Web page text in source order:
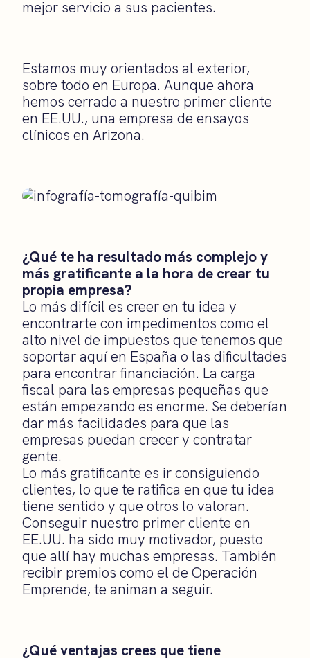
mejor servicio a sus pacientes.
Estamos muy orientados al exterior,
sobre todo en Europa. Aunque ahora
hemos cerrado a nuestro primer cliente
en EE.UU., una empresa de ensayos
clínicos en Arizona.
¿Qué te ha resultado más complejo y
más gratificante a la hora de crear tu
propia empresa?
Lo más difícil es creer en tu idea y
encontrarte con impedimentos como el
alto nivel de impuestos que tenemos que
soportar aquí en España o las dificultades
para encontrar financiación. La carga
fiscal para las empresas pequeñas que
están empezando es enorme. Se deberían
dar más facilidades para que las
empresas puedan crecer y contratar
gente.
Lo más gratificante es ir consiguiendo
clientes, lo que te ratifica en que tu idea
tiene sentido y que otros lo valoran.
Conseguir nuestro primer cliente en
EE.UU. ha sido muy motivador, puesto
que allí hay muchas empresas. También
recibir premios como el de Operación
Emprende, te animan a seguir.
¿Qué ventajas crees que tiene